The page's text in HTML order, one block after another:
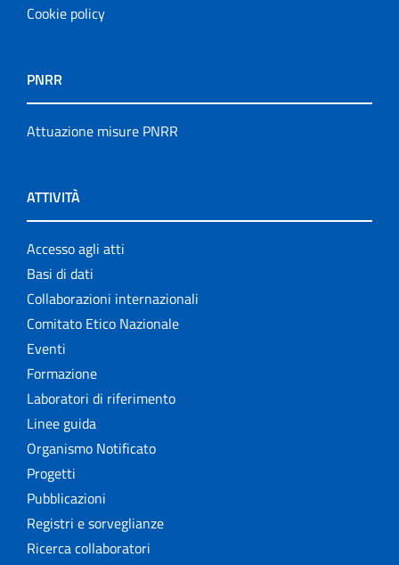
Cookie policy
PNRR
Attuazione misure PNRR
ATTIVITÀ
Accesso agli atti
Basi di dati
Collaborazioni internazionali
Comitato Etico Nazionale
Eventi
Formazione
Laboratori di riferimento
Linee guida
Organismo Notificato
Progetti
Pubblicazioni
Registri e sorveglianze
Ricerca collaboratori